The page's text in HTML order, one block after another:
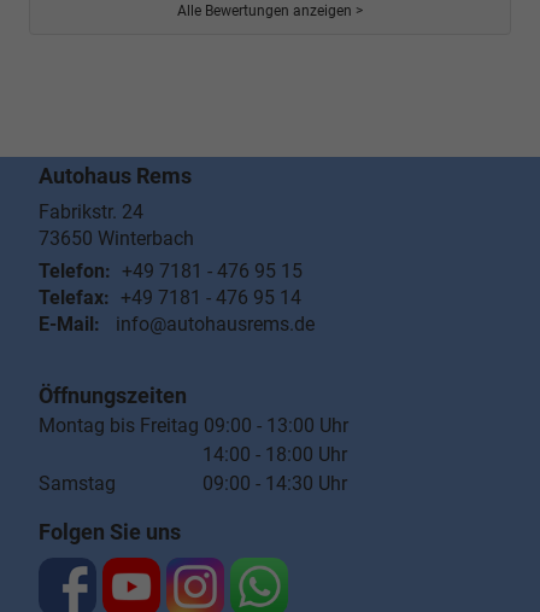
Alle Bewertungen anzeigen >
Autohaus Rems
Fabrikstr. 24
73650 Winterbach
Telefon: +49 7181 - 476 95 15
Telefax: +49 7181 - 476 95 14
E-Mail:
info@autohausrems.de
Öffnungszeiten
Montag bis Freitag 09:00 - 13:00 Uhr
14:00 - 18:00 Uhr
Samstag 09:00 - 14:30 Uhr
Folgen Sie uns